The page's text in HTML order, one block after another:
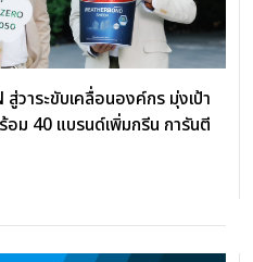
วาระขับเคลื่อนองค์กร มุ่งเป้า
40 แบรนด์เพิ่มกรีน การันตี